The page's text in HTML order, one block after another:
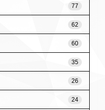
77
62
60
35
26
24